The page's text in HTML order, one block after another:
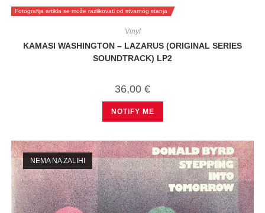
Fotografija artikla se može razlikovati od stvarnog stanja
Vinyl
KAMASI WASHINGTON – LAZARUS (ORIGINAL SERIES
SOUNDTRACK) LP2
36,00 €
NOTIFY ME
NEMA NA ZALIHI